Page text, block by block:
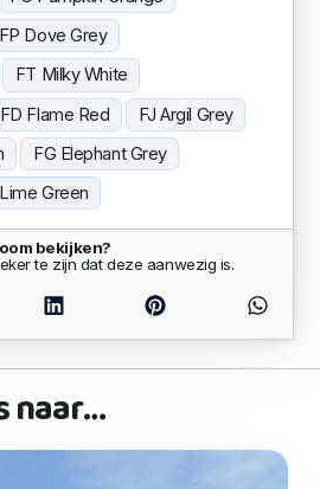
FP Dove Grey
FT Milky White
FD Flame Red
FJ Argil Grey
FG Elephant Grey
Green
bekijken?
te zijn dat deze aanwezig is.
naar…